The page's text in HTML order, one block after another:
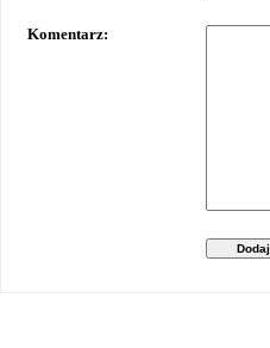
Komentarz:
Dodaj